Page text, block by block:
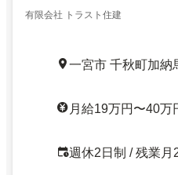
有限会社 トラスト住建
一宮市 千秋町加納
月給19万円〜40万
週休2日制 / 残業月